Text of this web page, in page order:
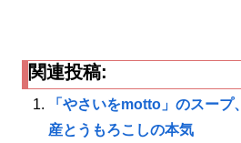
関連投稿:
「やさいをmotto」のスー
産とうもろこしの本気